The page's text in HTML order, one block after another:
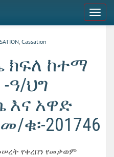
Toggle
, Cassation
ከተማ
ዓ/ህግ
እና አዋድ
201746
የቀረበን የመቃወም